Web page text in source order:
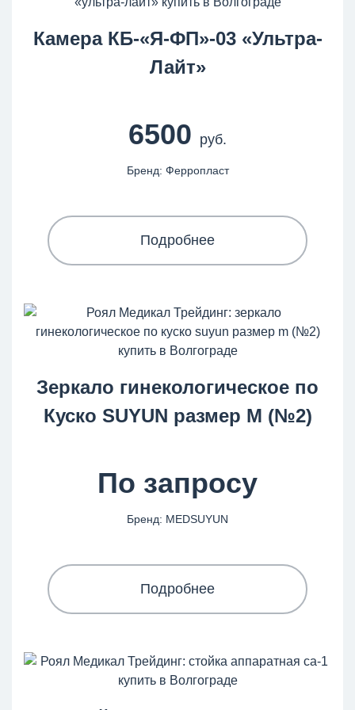
Камера КБ-«Я-ФП»-03 «Ультра-
Лайт»
6500 руб.
Бренд: Ферропласт
Подробнее
Зеркало гинекологическое по
Куско SUYUN размер M (№2)
По запросу
Бренд: MEDSUYUN
Подробнее